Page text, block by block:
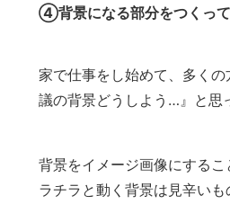
④背景になる部分をつくって
家で仕事をし始めて、多く
議の背景どうしよう…』と思
背景をイメージ画像にする
ラチラと動く背景は見辛いも